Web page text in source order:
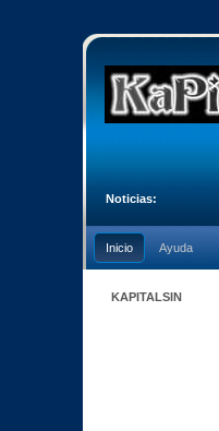
Noticias:
Inicio Ayuda
KAPITALSIN